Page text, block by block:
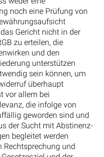
noch eine Prüfung von
Gericht nicht in der
zu erteilen, die
und den
unterstützen
sein können, um
überhaupt
vor allem bei
die infolge von
geworden sind und
der Sucht mit Abstinenz-
begleitet werden
Rechtsprechung und